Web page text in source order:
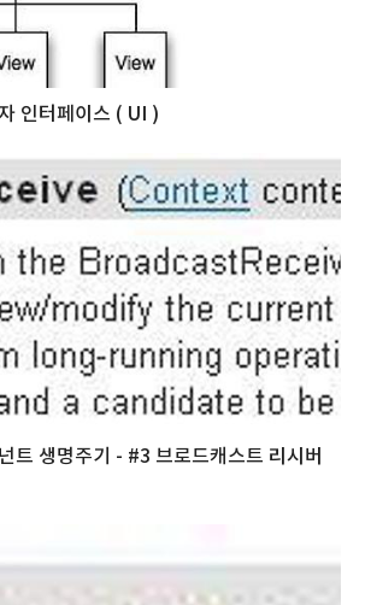
인터페이스 ( UI )
트 생명주기 - #3 브로드캐스트 리시버